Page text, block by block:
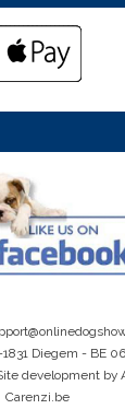
Diegem - BE
development by
Carenzi.be